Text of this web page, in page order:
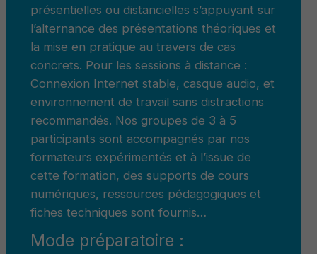
présentielles ou distancielles s’appuyant sur
l’alternance des présentations théoriques et
la mise en pratique au travers de cas
concrets. Pour les sessions à distance :
Connexion Internet stable, casque audio, et
environnement de travail sans distractions
recommandés. Nos groupes de 3 à 5
participants sont accompagnés par nos
formateurs expérimentés et à l’issue de
cette formation, des supports de cours
numériques, ressources pédagogiques et
fiches techniques sont fournis…
Mode préparatoire :